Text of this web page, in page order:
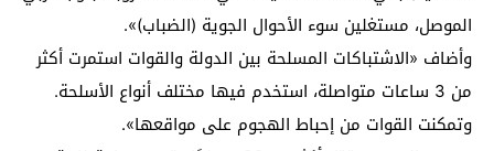
الموصل، مستغلين سوء الأحوال الجوية (الضباب)».
وأضاف «الاشتباكات المسلحة بين الدولة والقوات استمرت أكثر
من 3 ساعات متواصلة، استخدم فيها مختلف أنواع الأسلحة.
وتمكنت القوات من إحباط الهجوم على مواقعها».